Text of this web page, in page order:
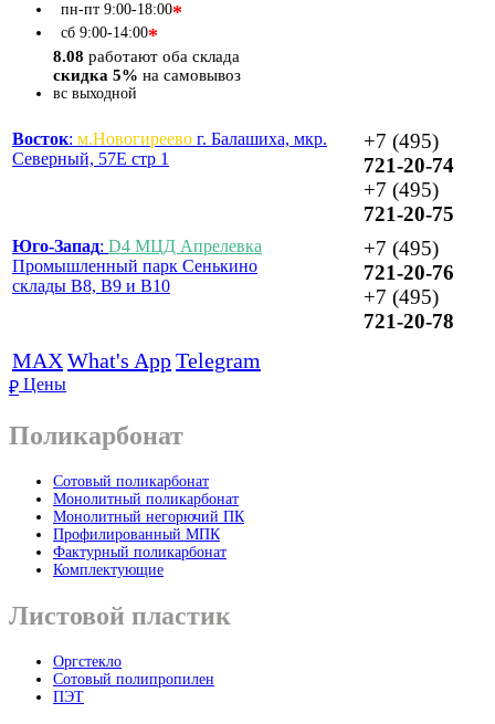
пн-пт 9:00-18:00*
сб 9:00-14:00*
8.08 работают оба склада
скидка 5% на самовывоз
вс выходной
Восток: м.Новогиреево г. Балашиха, мкр.
Северный, 57Е стр 1
+7 (495)
721-20-74
+7 (495)
721-20-75
Юго-Запад: D4 МЦД Апрелевка
Промышленный парк Сенькино
склады B8, B9 и B10
+7 (495)
721-20-76
+7 (495)
721-20-78
MAXWhat's AppTelegram
₽ Цены
Поликарбонат
Сотовый поликарбонат
Монолитный поликарбонат
Монолитный негорючий ПК
Профилированный МПК
Фактурный поликарбонат
Комплектующие
Листовой пластик
Оргстекло
Cотовый полипропилен
ПЭТ